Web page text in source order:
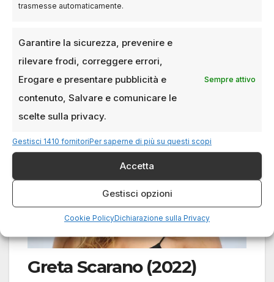
trasmesse automaticamente.
Garantire la sicurezza, prevenire e
rilevare frodi, correggere errori,
Erogare e presentare pubblicità e
contenuto, Salvare e comunicare le
scelte sulla privacy.
Sempre attivo
Gestisci 1410 fornitoriPer saperne di più su questi scopi
Accetta
Gestisci opzioni
Cookie PolicyDichiarazione sulla Privacy
meravigliosi, ma anche la sua voce contro le
belle e profondamente consapevoli allo stesso
tempo.
Greta Scarano (2022)